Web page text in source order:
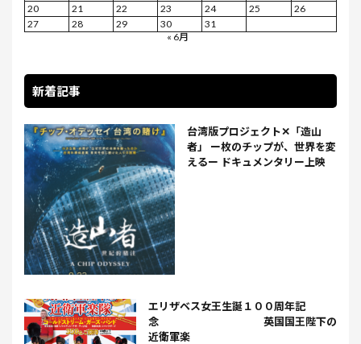
20
21 22 23 24 25
26
27
28 29 30
31
« 6月
新着記事
台湾版プロジェクト✕「造山
者」 ー枚のチップが、世界を変
えるー ドキュメンタリー上映
エリザベス女王生誕１００周年記
念 英国国王陛下の
近衛軍楽